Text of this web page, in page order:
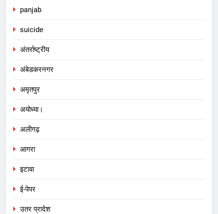
panjab
suicide
अंतर्राष्ट्रीय
अंबेडकरनगर
अमृतपुर
अयोध्या।
अलीगढ़
आगरा
इटावा
ई-पेपर
उतर प्रादेश